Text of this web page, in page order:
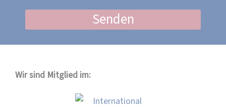
Senden
Wir sind Mitglied im: